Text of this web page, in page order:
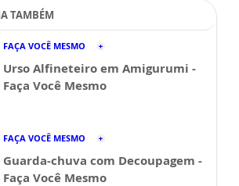
TAMBÉM
FAÇA VOCÊ MESMO
Urso Alfineteiro em Amigurumi -
Faça Você Mesmo
FAÇA VOCÊ MESMO
Guarda-chuva com Decoupagem -
Faça Você Mesmo